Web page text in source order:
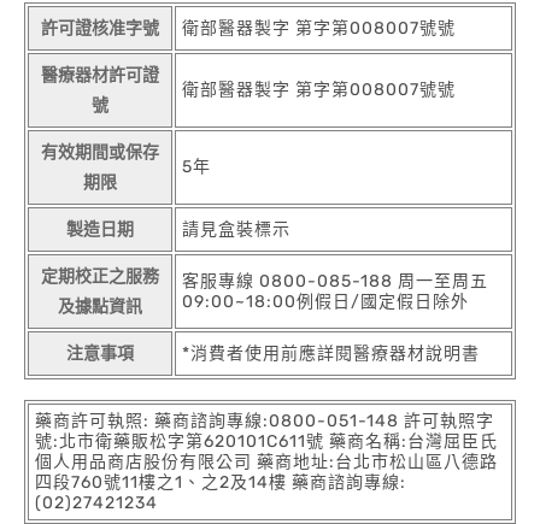
許可證核准字號 衛部醫器製字 第字第008007號號
醫療器材許可證
號
衛部醫器製字 第字第008007號號
有效期間或保存
期限
5年
製造日期 請見盒裝標示
定期校正之服務
及據點資訊
客服專線 0800-085-188 周一至周五
09:00~18:00例假日/國定假日除外
注意事項 *消費者使用前應詳閱醫療器材說明書
藥商許可執照: 藥商諮詢專線:0800-051-148 許可執照字
號:北市衛藥販松字第620101C611號 藥商名稱:台灣屈臣氏
個人用品商店股份有限公司 藥商地址:台北市松山區八德路
四段760號11樓之1、之2及14樓 藥商諮詢專線:
(02)27421234